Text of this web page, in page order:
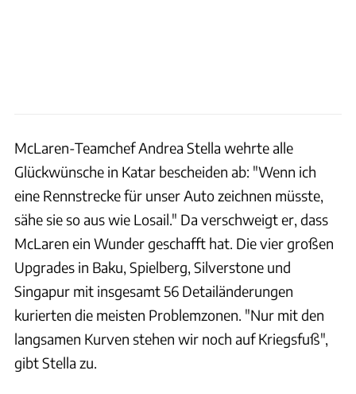
McLaren-Teamchef Andrea Stella wehrte alle
Glückwünsche in Katar bescheiden ab: "Wenn ich
eine Rennstrecke für unser Auto zeichnen müsste,
sähe sie so aus wie Losail." Da verschweigt er, dass
McLaren ein Wunder geschafft hat. Die vier großen
Upgrades in Baku, Spielberg, Silverstone und
Singapur mit insgesamt 56 Detailänderungen
kurierten die meisten Problemzonen. "Nur mit den
langsamen Kurven stehen wir noch auf Kriegsfuß",
gibt Stella zu.